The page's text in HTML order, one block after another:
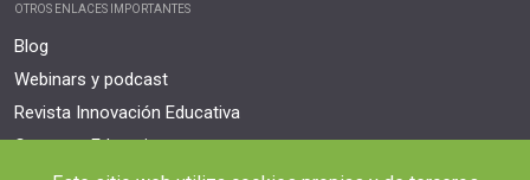
OTROS ENLACES IMPORTANTES
Blog
Webinars y podcast
Revista Innovación Educativa
Contexto Educativo